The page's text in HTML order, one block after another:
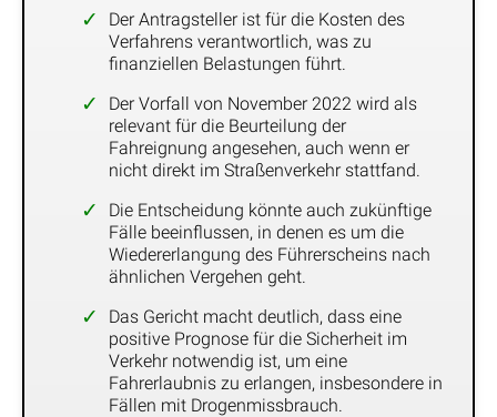
Der Antragsteller ist für die Kosten des
Verfahrens verantwortlich, was zu
finanziellen Belastungen führt.
Der Vorfall von November 2022 wird als
relevant für die Beurteilung der
Fahreignung angesehen, auch wenn er
nicht direkt im Straßenverkehr stattfand.
Die Entscheidung könnte auch zukünftige
Fälle beeinflussen, in denen es um die
Wiedererlangung des Führerscheins nach
ähnlichen Vergehen geht.
Das Gericht macht deutlich, dass eine
positive Prognose für die Sicherheit im
Verkehr notwendig ist, um eine
Fahrerlaubnis zu erlangen, insbesondere in
Fällen mit Drogenmissbrauch.